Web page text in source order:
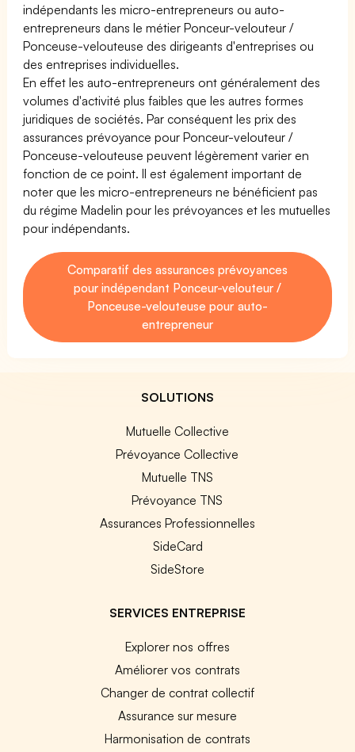
indépendants les micro-entrepreneurs ou auto-
entrepreneurs dans le métier Ponceur-velouteur /
Ponceuse-velouteuse des dirigeants d'entreprises ou
des entreprises individuelles.
En effet les auto-entrepreneurs ont généralement des
volumes d'activité plus faibles que les autres formes
juridiques de sociétés. Par conséquent les prix des
assurances prévoyance pour Ponceur-velouteur /
Ponceuse-velouteuse peuvent légèrement varier en
fonction de ce point. Il est également important de
noter que les micro-entrepreneurs ne bénéficient pas
du régime Madelin pour les prévoyances et les mutuelles
pour indépendants.
Comparatif des assurances prévoyances
pour indépendant Ponceur-velouteur /
Ponceuse-velouteuse pour auto-
entrepreneur
SOLUTIONS
Mutuelle Collective
Prévoyance Collective
Mutuelle TNS
Prévoyance TNS
Assurances Professionnelles
SideCard
SideStore
SERVICES ENTREPRISE
Explorer nos offres
Améliorer vos contrats
Changer de contrat collectif
Assurance sur mesure
Harmonisation de contrats